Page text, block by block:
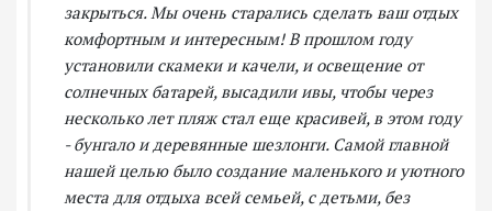
закрыться. Мы очень старались сделать ваш отдых
комфортным и интересным! В прошлом году
установили скамеки и качели, и освещение от
солнечных батарей, высадили ивы, чтобы через
несколько лет пляж стал еще красивей, в этом году
- бунгало и деревянные шезлонги. Самой главной
нашей целью было создание маленького и уютного
места для отдыха всей семьей, с детьми, без